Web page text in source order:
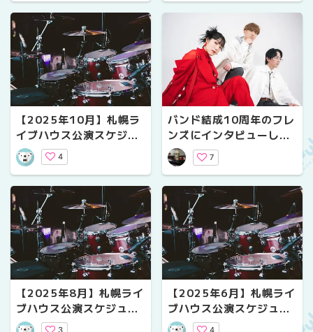
【2025年10月】札幌ラ
イブハウス公演スケジュ
ール｜気になるライブ情
報
4
バンド結成10周年のフレ
ンズにインタビューして
みた！【プレゼントあ
り！】
7
【2025年8月】札幌ライ
ブハウス公演スケジュー
ル｜気になるライブ情報
【2025年6月】札幌ライ
ブハウス公演スケジュー
ル｜気になるライブ情報